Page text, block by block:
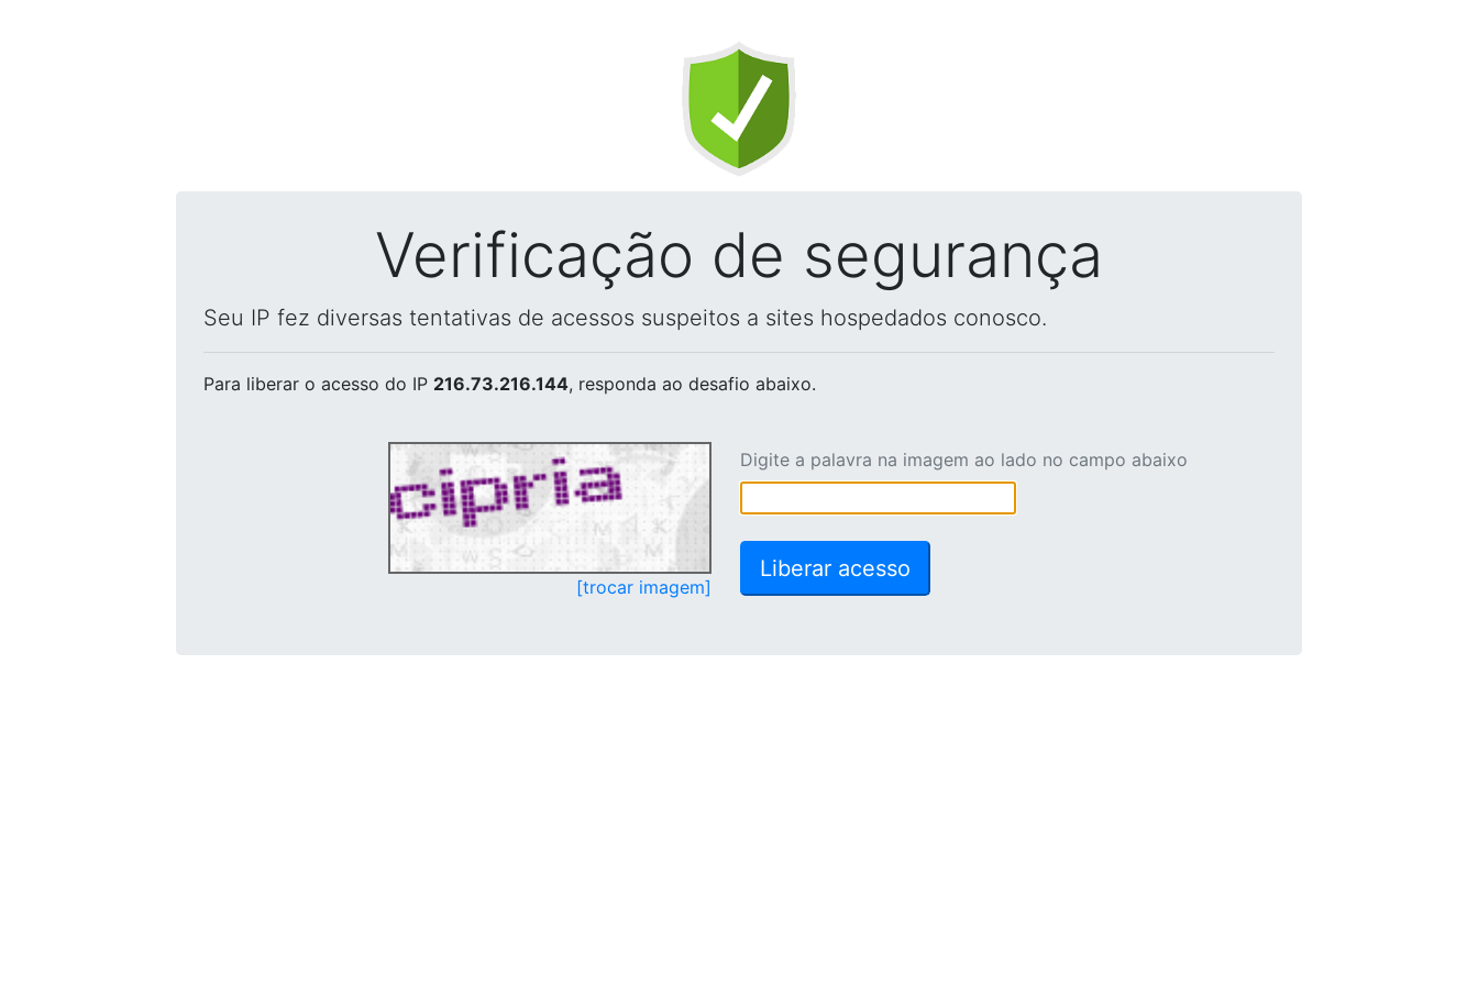
Verificação de segurança
Seu IP fez diversas tentativas de acessos suspeitos a sites hospedados conosco.
Para liberar o acesso do IP 216.73.216.144, responda ao desafio abaixo.
[trocar imagem]
Digite a palavra na imagem ao lado no campo abaixo